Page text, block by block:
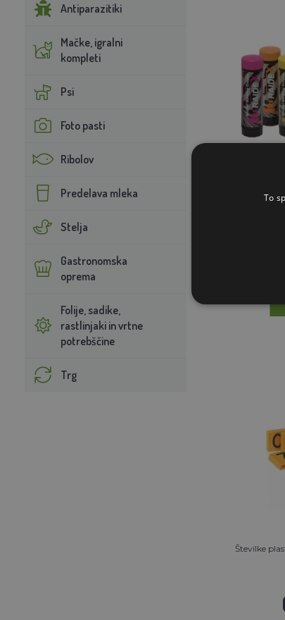
Antiparazitiki
Mačke, igralni
kompleti
Psi
Foto pasti
Ribolov
Predelava mleka
Stelja
Gastronomska
oprema
Folije, sadike,
rastlinjaki in vrtne
potrebščine
Trg
Raidex
Številke
To